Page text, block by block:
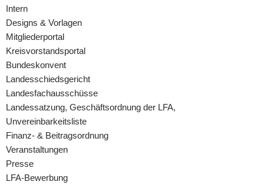
Intern
Designs & Vorlagen
Mitgliederportal
Kreisvorstandsportal
Bundeskonvent
Landesschiedsgericht
Landesfachausschüsse
Landessatzung, Geschäftsordnung der LFA,
Unvereinbarkeitsliste
Finanz- & Beitragsordnung
Veranstaltungen
Presse
LFA-Bewerbung